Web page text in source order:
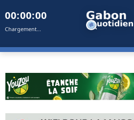
00:00:00
Chargement...